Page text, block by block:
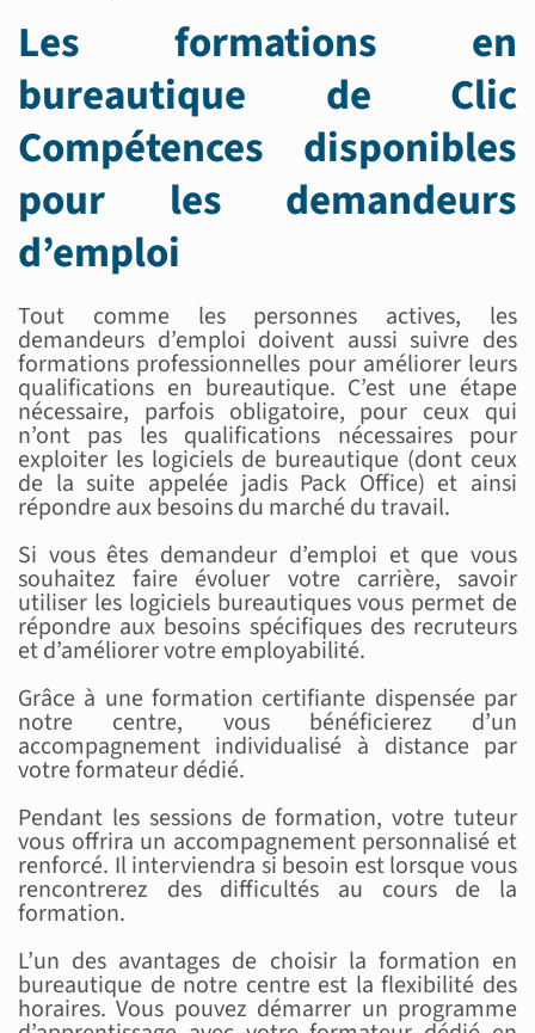
Les formations en
bureautique de Clic
Compétences disponibles
pour les demandeurs
d’emploi
Tout comme les personnes actives, les
demandeurs d’emploi doivent aussi suivre des
formations professionnelles pour améliorer leurs
qualifications en bureautique. C’est une étape
nécessaire, parfois obligatoire, pour ceux qui
n’ont pas les qualifications nécessaires pour
exploiter les logiciels de bureautique (dont ceux
de la suite appelée jadis Pack Office) et ainsi
répondre aux besoins du marché du travail.
Si vous êtes demandeur d’emploi et que vous
souhaitez faire évoluer votre carrière, savoir
utiliser les logiciels bureautiques vous permet de
répondre aux besoins spécifiques des recruteurs
et d’améliorer votre employabilité.
Grâce à une formation certifiante dispensée par
notre centre, vous bénéficierez d’un
accompagnement individualisé à distance par
votre formateur dédié.
Pendant les sessions de formation, votre tuteur
vous offrira un accompagnement personnalisé et
renforcé. Il interviendra si besoin est lorsque vous
rencontrerez des difficultés au cours de la
formation.
L’un des avantages de choisir la formation en
bureautique de notre centre est la flexibilité des
horaires. Vous pouvez démarrer un programme